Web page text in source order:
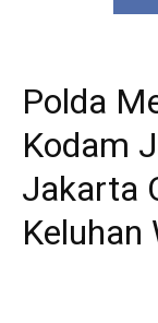
Polda
Kodam
Jakarta
Keluhan